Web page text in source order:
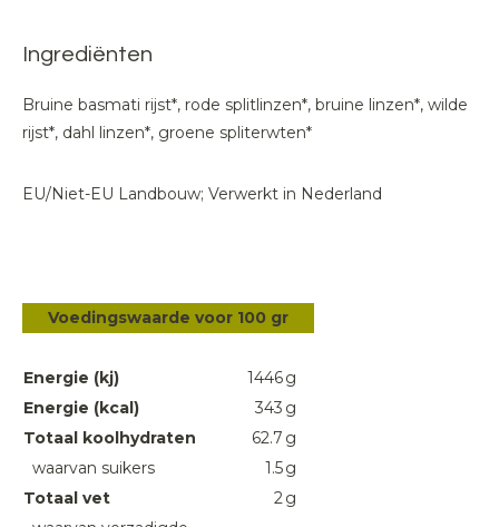
Ingrediënten
Bruine basmati rijst*, rode splitlinzen*, bruine linzen*, wilde
rijst*, dahl linzen*, groene spliterwten*
EU/Niet-EU Landbouw; Verwerkt in Nederland
Voedingswaarde voor 100 gr
Energie (kj) 1446g
Energie (kcal)
343 g
Totaal koolhydraten
62.7 g
waarvan suikers
1.5g
Totaal vet
2g